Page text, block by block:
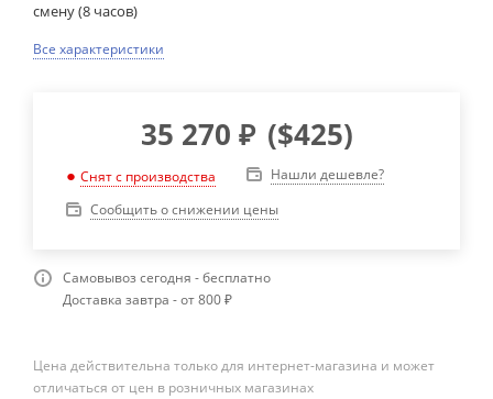
смену (8 часов)
Все характеристики
35 270 ₽ ($425)
Снят с производства
Нашли дешевле?
Сообщить о снижении цены
Самовывоз сегодня - бесплатно
Доставка завтра - от 800 ₽
Цена действительна только для интернет-магазина и может
отличаться от цен в розничных магазинах